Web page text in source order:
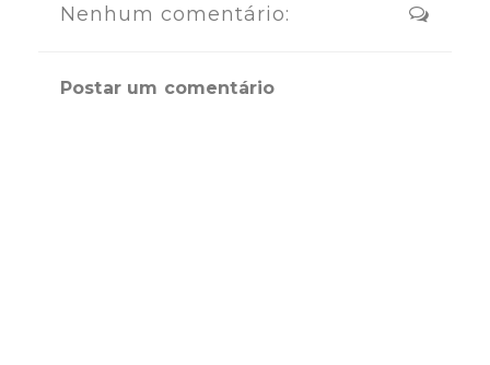
Nenhum comentário:
Postar um comentário